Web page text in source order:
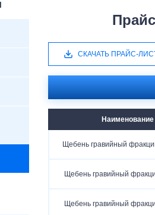
менеджер, который
поможет с расчетом
В нашем прайс-листе
виды щебня различных
СКАЧАТЬ ПРАЙС-
Наименование
Щебень гравийный
Щебень гравийный
Щебень гравийный